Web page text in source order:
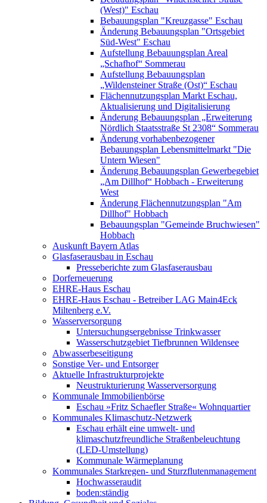
(West)" Eschau
Bebauungsplan "Kreuzgasse" Eschau
Änderung Bebauungsplan "Ortsgebiet
Süd-West" Eschau
Aufstellung Bebauungsplan Areal
„Schafhof“ Sommerau
Aufstellung Bebauungsplan
„Wildensteiner Straße (Ost)“ Eschau
Flächennutzungsplan Markt Eschau,
Aktualisierung und Digitalisierung
Änderung Bebauungsplan „Erweiterung
Nördlich Staatsstraße St 2308“ Sommerau
Änderung vorhabenbezogener
Bebauungsplan Lebensmittelmarkt "Die
Untern Wiesen"
Änderung Bebauungsplan Gewerbegebiet
„Am Dillhof“ Hobbach - Erweiterung
West
Änderung Flächennutzungsplan "Am
Dillhof" Hobbach
Bebauungsplan "Gemeinde Bruchwiesen"
Hobbach
Auskunft Bayern Atlas
Glasfaserausbau in Eschau
Presseberichte zum Glasfaserausbau
Dorferneuerung
EHRE-Haus Eschau
EHRE-Haus Eschau - Betreiber LAG Main4Eck
Miltenberg e.V.
Wasserversorgung
Untersuchungsergebnisse Trinkwasser
Wasserschutzgebiet Tiefbrunnen Wildensee
Abwasserbeseitigung
Sonstige Ver- und Entsorger
Aktuelle Infrastrukturprojekte
Neustrukturierung Wasserversorgung
Kommunale Immobilienbörse
Eschau »Fritz Schaefler Straße« Wohnquartier
Kommunales Klimaschutz-Netzwerk
Eschau erhält eine umwelt- und
klimaschutzfreundliche Straßenbeleuchtung
(LED-Umstellung)
Kommunale Wärmeplanung
Kommunales Starkregen- und Sturzflutenmanagement
Hochwasseraudit
boden:ständig